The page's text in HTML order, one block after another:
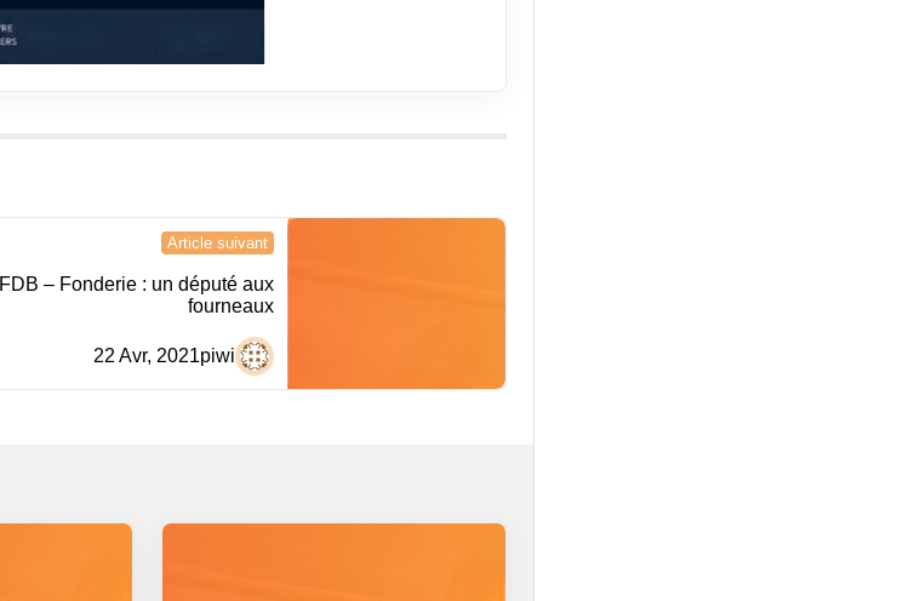
Article suivant
FDB – Fonderie : un député aux
fourneaux
piwi
22 Avr, 2021